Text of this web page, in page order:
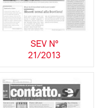
SEV N°
21/2013